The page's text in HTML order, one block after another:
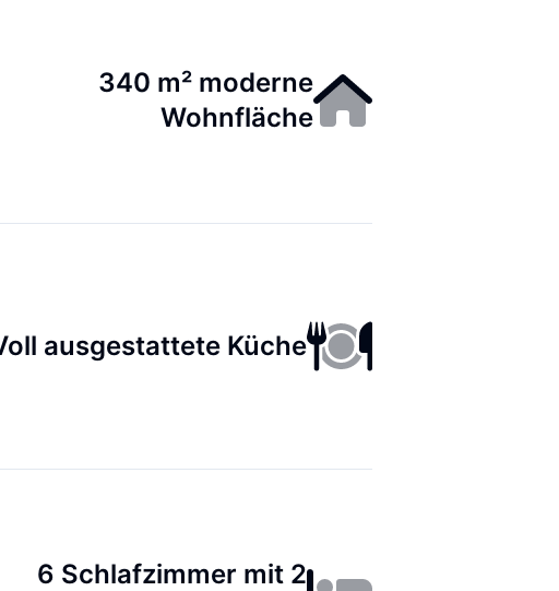
340 m² moderne
Wohnfläche
ausgestattete Küche
6 Schlafzimmer mit 2